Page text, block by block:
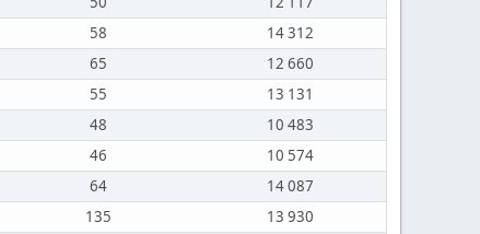
58
14 312
65
12 660
55
13 131
48
10 483
46
10 574
64
14 087
135
13 930